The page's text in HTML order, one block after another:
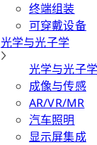
终端组装
可穿戴设备
光学与光子学
光学与光子学
成像与传感
AR/VR/MR
汽车照明
显示屏集成